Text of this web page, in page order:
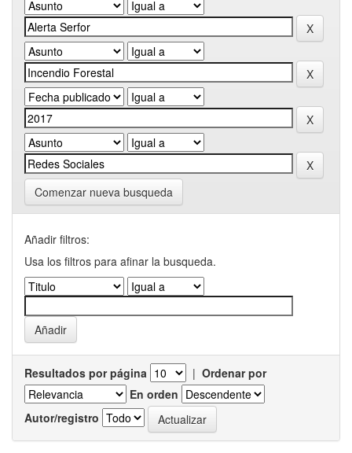
Comenzar nueva busqueda
Añadir filtros:
Usa los filtros para afinar la busqueda.
Resultados por página | Ordenar por
En orden
Autor/registro